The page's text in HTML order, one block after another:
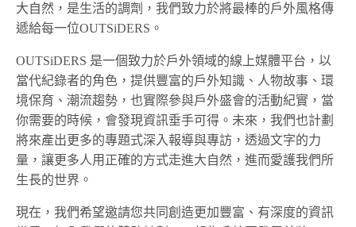
大自然，是生活的調劑，我們致力於將最棒的戶外風格傳
遞給每一位OUTSiDERS。
OUTSiDERS 是一個致力於戶外領域的線上媒體平台，以
當代紀錄者的角色，提供豐富的戶外知識、人物故事、環
境保育、潮流趨勢，也實際參與戶外盛會的活動紀實，當
你需要的時候，會發現資訊垂手可得。未來，我們也計劃
將來產出更多的專題式深入報導與專訪，透過文字的力
量，讓更多人用正確的方式走進大自然，進而愛護我們所
生長的世界。
現在，我們希望邀請您共同創造更加豐富、有深度的資訊